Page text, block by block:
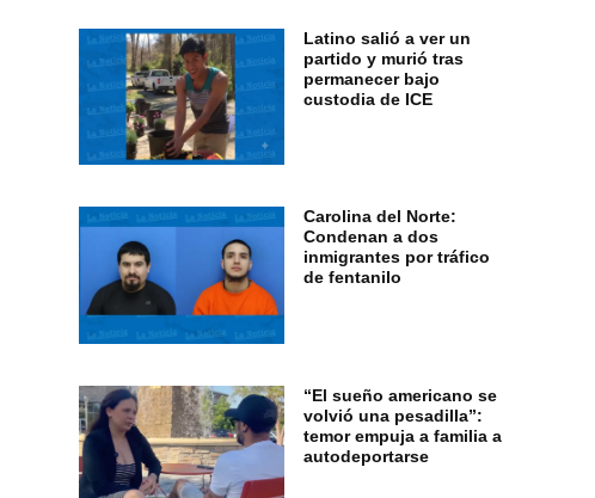
Latino salió a ver un
partido y murió tras
permanecer bajo
custodia de ICE
Carolina del Norte:
Condenan a dos
inmigrantes por tráfico
de fentanilo
“El sueño americano se
volvió una pesadilla”:
temor empuja a familia a
autodeportarse